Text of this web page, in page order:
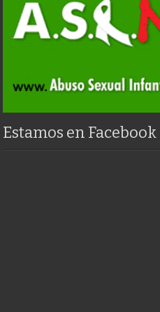
Estamos en Facebook